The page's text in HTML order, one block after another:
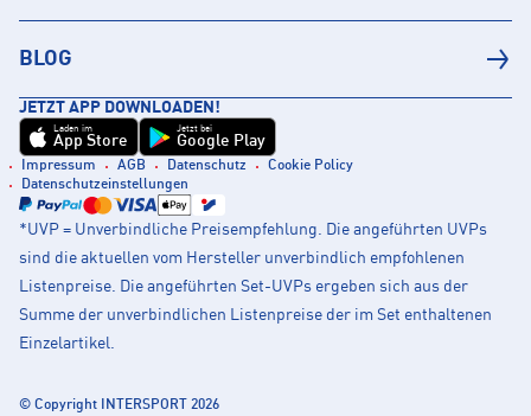
BLOG
JETZT APP DOWNLOADEN!
Laden im
App Store
Jetzt bei
Google Play
Impressum AGB Datenschutz
Cookie Policy
Datenschutzeinstellungen
*UVP = Unverbindliche Preisempfehlung. Die angeführten UVPs
sind die aktuellen vom Hersteller unverbindlich empfohlenen
Listenpreise. Die angeführten Set-UVPs ergeben sich aus der
Summe der unverbindlichen Listenpreise der im Set enthaltenen
Einzelartikel.
© Copyright INTERSPORT 2026